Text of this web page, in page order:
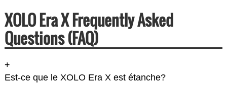
XOLO Era X Frequently Asked
Questions (FAQ)
+
Est-ce que le XOLO Era X est étanche?